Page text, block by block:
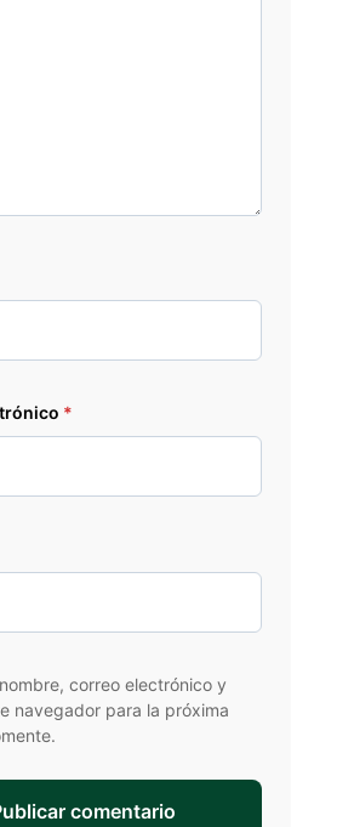
*
correo electrónico y
navegador para la próxima